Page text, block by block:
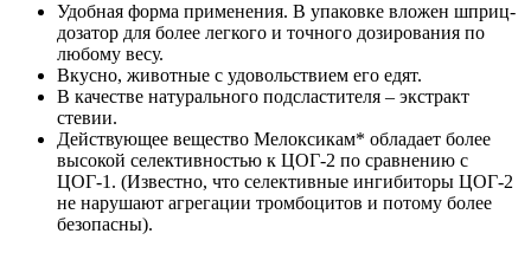
Удобная форма применения. В упаковке вложен шприц-
дозатор для более легкого и точного дозирования по
любому весу.
Вкусно, животные с удовольствием его едят.
В качестве натурального подсластителя – экстракт
стевии.
Действующее вещество Мелоксикам* обладает более
высокой селективностью к ЦОГ-2 по сравнению с
ЦОГ-1. (Известно, что селективные ингибиторы ЦОГ-2
не нарушают агрегации тромбоцитов и потому более
безопасны).